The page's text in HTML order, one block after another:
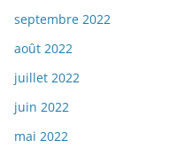
septembre 2022
août 2022
juillet 2022
juin 2022
mai 2022